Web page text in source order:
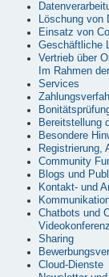
Löschung von
Einsatz von
Geschäftliche
Vertrieb über
Im Rahmen
Services
Bereitstellung
Besondere
Registrierung,
Community
Blogs und
Kontakt- und
Chatbots und
Sharing
Cloud-Dienste